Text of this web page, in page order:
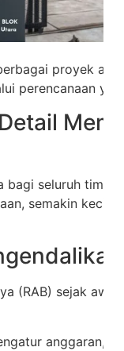
proyek
perencanaan
bagi seluruh tim
semakin kecil
(RAB) sejak
anggaran,